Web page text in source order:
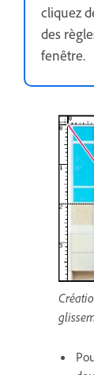
cliquez
des
fenêtre.